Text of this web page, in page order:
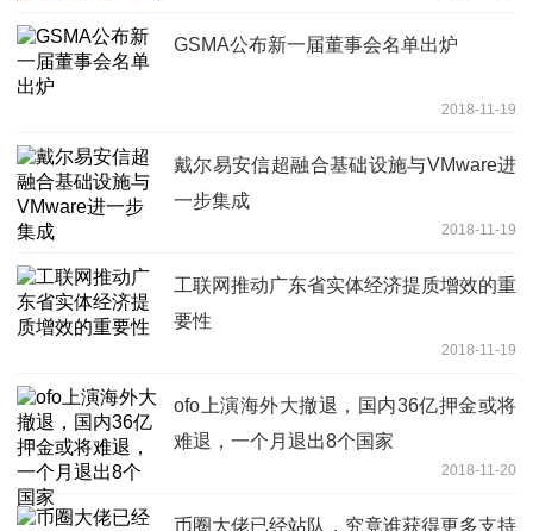
GSMA公布新一届董事会名单出炉
2018-11-19
戴尔易安信超融合基础设施与VMware进
一步集成
2018-11-19
工联网推动广东省实体经济提质增效的重
要性
2018-11-19
ofo上演海外大撤退，国内36亿押金或将
难退，一个月退出8个国家
2018-11-20
币圈大佬已经站队，究竟谁获得更多支持